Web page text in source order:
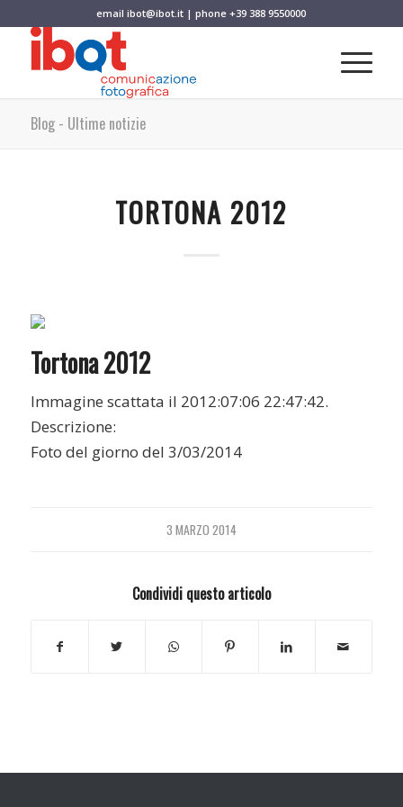
emailibot@ibot.it | phone+39 388 9550000
Blog - Ultime notizie
TORTONA 2012
Tortona 2012
Immagine scattata il 2012:07:06 22:47:42.
Descrizione:
Foto del giorno del 3/03/2014
3 MARZO 2014
Condividi questo articolo